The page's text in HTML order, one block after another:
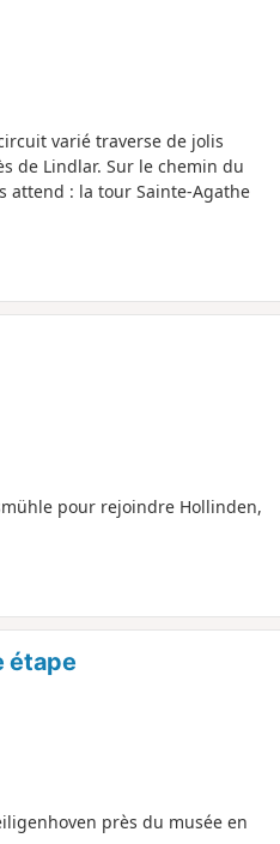
varié traverse de jolis
de Lindlar. Sur le chemin du
attend : la tour Sainte-Agathe
pour rejoindre Hollinden,
étape
près du musée en